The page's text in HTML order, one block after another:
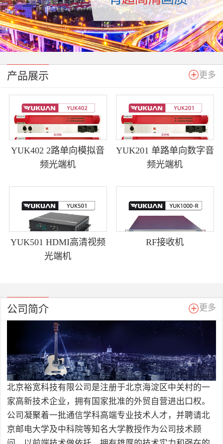
产品展示 更多
YUK402 2路单向模拟音
频光端机
YUK201 单路单向数字音
频光端机
YUK501 HDMI高清视频
光端机
RF接收机
公司简介 更多
北京裕宽科技有限公司是注册于北京海淀区中关村的一
家高新技术企业，拥有国家批准的外贸自营进出口权。
公司凝聚着一批通信学科高端专业技术人才，并聘请北
京邮电大学及中科院等知名大学教授作为公司技术顾